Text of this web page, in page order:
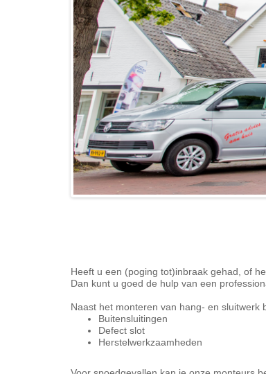
Heeft u een (poging tot)inbraak gehad, of
Dan kunt u goed de hulp van een
Naast het monteren van hang- en sluitwerk
Buitensluitingen
Defect slot
Herstelwerkzaamheden